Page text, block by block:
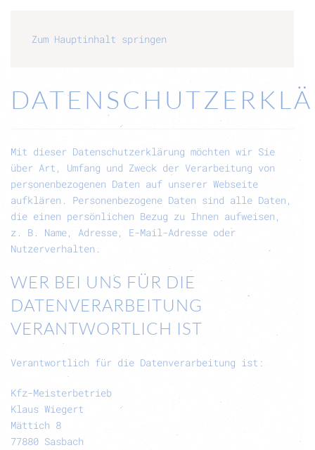
Zum Hauptinhalt springen
Mit dieser Datenschutzerklärung möchten wir Sie
über Art, Umfang und Zweck der Verarbeitung von
personenbezogenen Daten auf unserer Webseite
aufklären. Personenbezogene Daten sind alle Daten,
die einen persönlichen Bezug zu Ihnen aufweisen,
z. B. Name, Adresse, E-Mail-Adresse oder
Nutzerverhalten.
WER BEI UNS FÜR DIE
DATENVERARBEITUNG
VERANTWORTLICH IST
Verantwortlich für die Datenverarbeitung ist:
Kfz-Meisterbetrieb
Klaus Wiegert
Mättich 8
77880 Sasbach